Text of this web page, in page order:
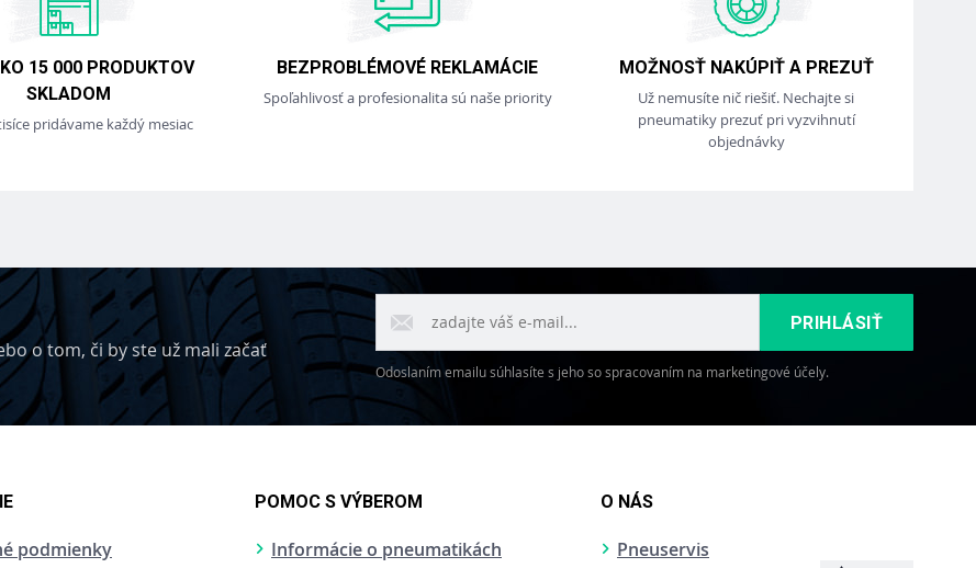
15 000 PRODUKTOV
SKLADOM
pridávame každý mesiac
BEZPROBLÉMOVÉ REKLAMÁCIE
Spoľahlivosť a profesionalita sú naše priority
MOŽNOSŤ NAKÚPIŤ A PREZUŤ
Už nemusíte nič riešiť. Nechajte si
pneumatiky prezuť pri vyzvihnutí
objednávky
o tom, či by ste už mali začať
PRIHLÁSIŤ
Odoslaním emailu súhlasíte s jeho so spracovaním na marketingové účely.
podmienky
POMOC S VÝBEROM
Informácie o pneumatikách
O NÁS
Pneuservis